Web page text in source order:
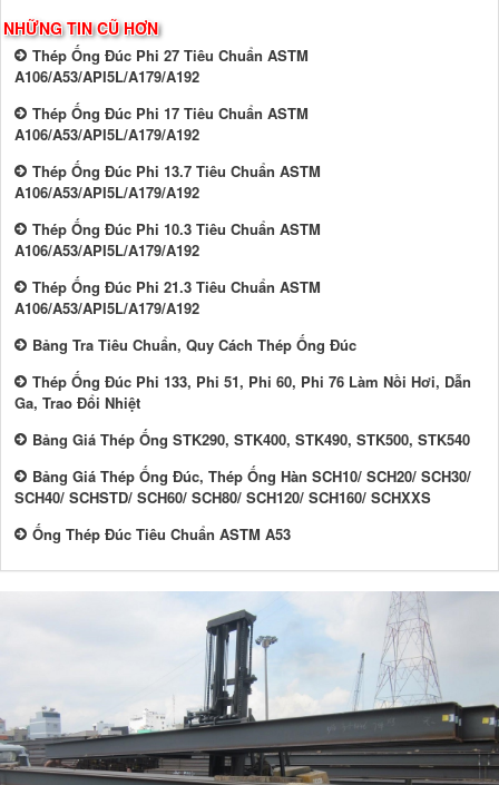
NHỮNG TIN CŨ HƠN
Thép Ống Đúc Phi 27 Tiêu Chuẩn ASTM
A106/A53/API5L/A179/A192
Thép Ống Đúc Phi 17 Tiêu Chuẩn ASTM
A106/A53/API5L/A179/A192
Thép Ống Đúc Phi 13.7 Tiêu Chuẩn ASTM
A106/A53/API5L/A179/A192
Thép Ống Đúc Phi 10.3 Tiêu Chuẩn ASTM
A106/A53/API5L/A179/A192
Thép Ống Đúc Phi 21.3 Tiêu Chuẩn ASTM
A106/A53/API5L/A179/A192
Bảng Tra Tiêu Chuẩn, Quy Cách Thép Ống Đúc
Thép Ống Đúc Phi 133, Phi 51, Phi 60, Phi 76 Làm Nồi Hơi, Dẫn
Ga, Trao Đổi Nhiệt
Bảng Giá Thép Ống STK290, STK400, STK490, STK500, STK540
Bảng Giá Thép Ống Đúc, Thép Ống Hàn SCH10/ SCH20/ SCH30/
SCH40/ SCHSTD/ SCH60/ SCH80/ SCH120/ SCH160/ SCHXXS
Ống Thép Đúc Tiêu Chuẩn ASTM A53